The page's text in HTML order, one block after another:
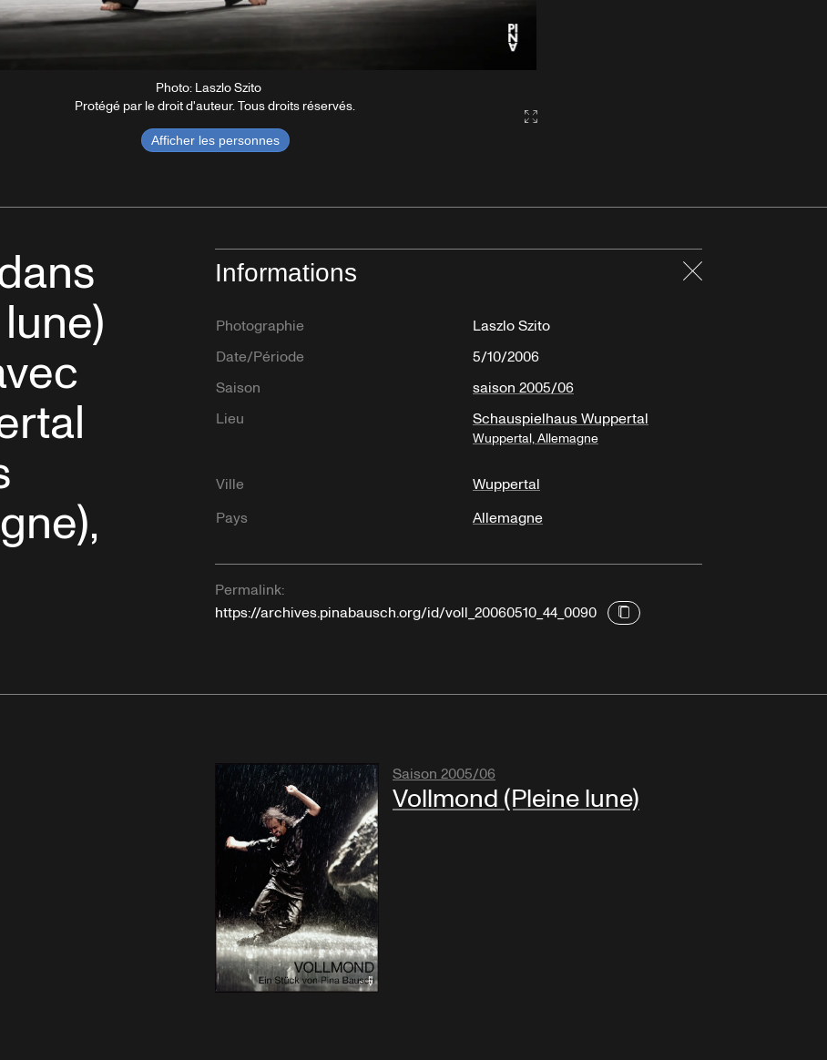
Photo: Laszlo Szito
Protégé par le droit d'auteur. Tous droits réservés.
Afficher les personnes
Gallery2:fullscreen
Informations
Photographie
Laszlo Szito
Date/Période
5/10/2006
Saison
saison 2005/06
Lieu
Schauspielhaus Wuppertal
Wuppertal, Allemagne
Ville
Wuppertal
Pays
Allemagne
Permalink:
https://archives.pinabausch.org/id/voll_20060510_44_0090
Saison 2005/06
Vollmond (Pleine lune)